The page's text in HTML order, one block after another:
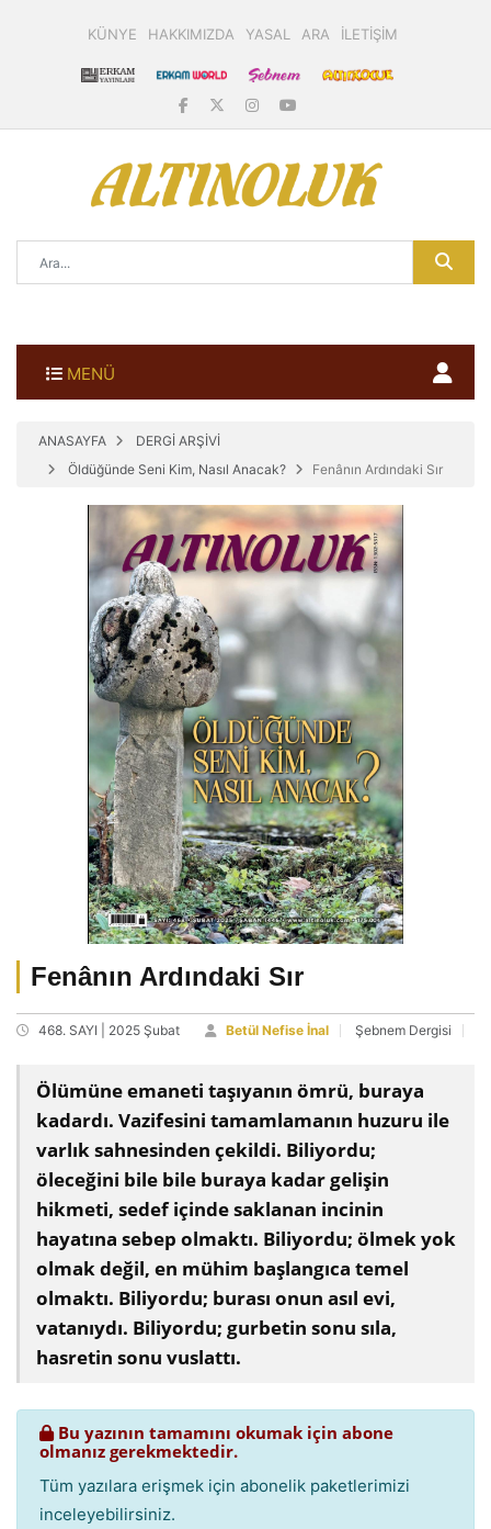
KÜNYE HAKKIMIZDA YASAL ARA İLETİŞİM
MENÜ
ANASAYFA
DERGİ ARŞİVİ
Öldüğünde Seni Kim, Nasıl Anacak?
Fenânın Ardındaki Sır
Fenânın Ardındaki Sır
468. SAYI | 2025 Şubat Betül Nefise İnal Şebnem Dergisi
Ölümüne emaneti taşıyanın ömrü, buraya
kadardı. Vazifesini tamamlamanın huzuru ile
varlık sahnesinden çekildi. Biliyordu;
öleceğini bile bile buraya kadar gelişin
hikmeti, sedef içinde saklanan incinin
hayatına sebep olmaktı. Biliyordu; ölmek yok
olmak değil, en mühim başlangıca temel
olmaktı. Biliyordu; burası onun asıl evi,
vatanıydı. Biliyordu; gurbetin sonu sıla,
hasretin sonu vuslattı.
Bu yazının tamamını okumak için abone
olmanız gerekmektedir.
Tüm yazılara erişmek için abonelik paketlerimizi
inceleyebilirsiniz.